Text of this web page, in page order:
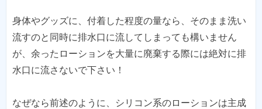
身体やグッズに、付着した程度の量なら、そのまま洗い
流すのと同時に排水口に流してしまっても構いません
が、余ったローションを大量に廃棄する際には絶対に排
水口に流さないで下さい！
なぜなら前述のように、シリコン系のローションは主成